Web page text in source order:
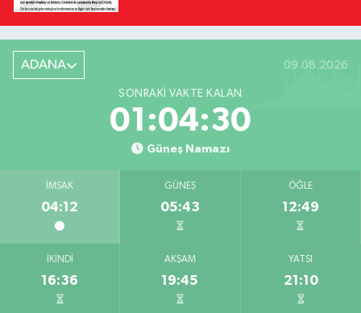
ADANA 09.08.2026
SONRAKI VAKTE KALAN
01:04:29
Güneş Namazı
İMSAK
04:12
GÜNEŞ
05:43
ÖĞLE
12:49
İKINDI
16:36
AKŞAM
19:45
YATSI
21:10